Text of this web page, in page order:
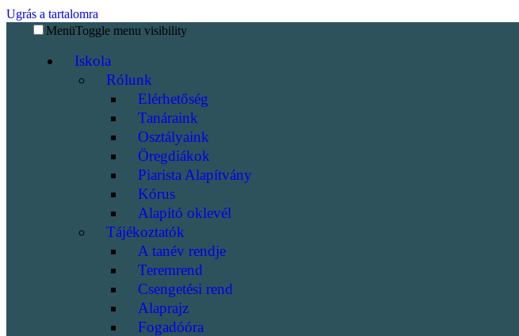
Ugrás a tartalomra
MenüToggle menu visibility
Iskola
Rólunk
Elérhetőség
Tanáraink
Osztályaink
Öregdiákok
Piarista Alapítvány
Kórus
Alapító oklevél
Tájékoztatók
A tanév rendje
Teremrend
Csengetési rend
Alaprajz
Fogadóóra